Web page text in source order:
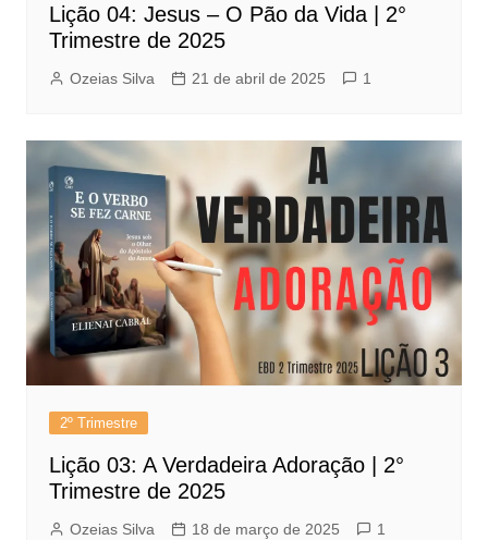
Lição 04: Jesus – O Pão da Vida | 2°
Trimestre de 2025
Ozeias Silva 21 de abril de 2025 1
2º Trimestre
Lição 03: A Verdadeira Adoração | 2°
Trimestre de 2025
Ozeias Silva 18 de março de 2025 1